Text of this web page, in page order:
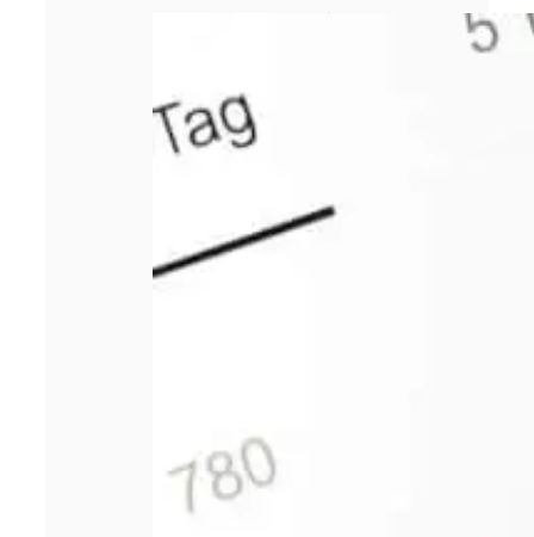
Comment bien
professionnelle ?